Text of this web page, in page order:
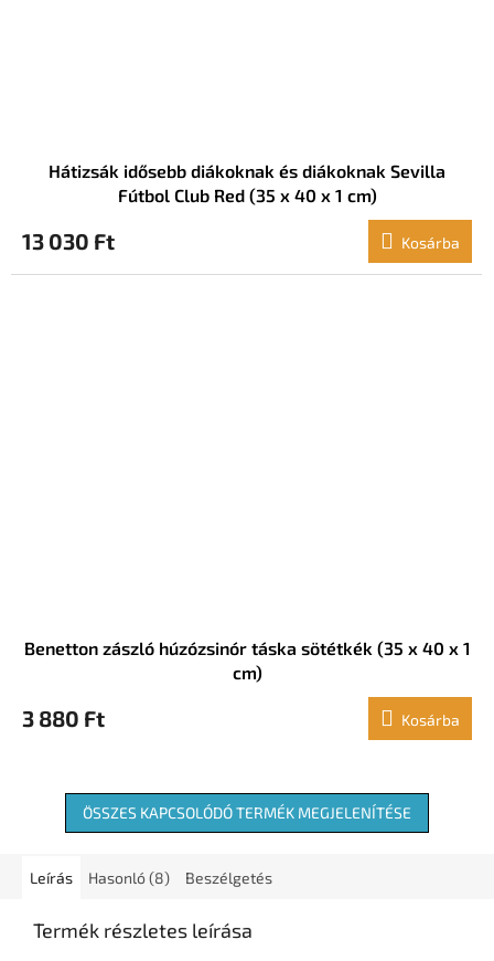
Hátizsák idősebb diákoknak és diákoknak Sevilla
Fútbol Club Red (35 x 40 x 1 cm)
13 030 Ft Kosárba
Benetton zászló húzózsinór táska sötétkék (35 x 40 x 1
cm)
3 880 Ft Kosárba
ÖSSZES KAPCSOLÓDÓ TERMÉK MEGJELENÍTÉSE
Leírás Hasonló (8) Beszélgetés
Termék részletes leírása